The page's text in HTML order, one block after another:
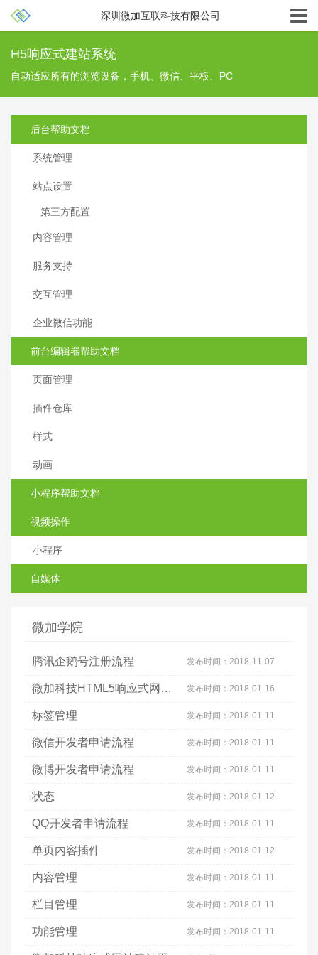
H5响应式建站系统
自动适应所有的浏览设备，手机、微信、平板、PC
后台帮助文档
系统管理
站点设置
第三方配置
内容管理
服务支持
交互管理
企业微信功能
前台编辑器帮助文档
页面管理
插件仓库
样式
动画
小程序帮助文档
视频操作
小程序
自媒体
微加学院
腾讯企鹅号注册流程 发布时间： 2018-11-07
微加科技HTML5响应式网站网页设计操作视频 发布时间： 2018-01-16
标签管理 发布时间： 2018-01-11
微信开发者申请流程 发布时间： 2018-01-11
微博开发者申请流程 发布时间： 2018-01-11
状态 发布时间： 2018-01-12
QQ开发者申请流程 发布时间： 2018-01-11
单页内容插件 发布时间： 2018-01-12
内容管理 发布时间： 2018-01-11
栏目管理 发布时间： 2018-01-11
功能管理 发布时间： 2018-01-11
深圳微加互联科技有限公司